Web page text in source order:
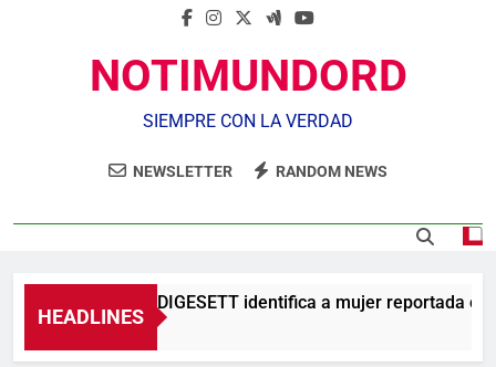
NOTIMUNDORD
SIEMPRE CON LA VERDAD
NEWSLETTER RANDOM NEWS
HEADLINES
Agente de la DIGESETT identifica a mujer reportada
5 Horas Ago